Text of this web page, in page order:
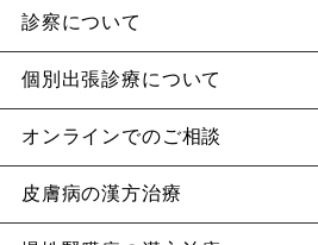
診察について
個別出張診療について
オンラインでのご相談
皮膚病の漢方治療